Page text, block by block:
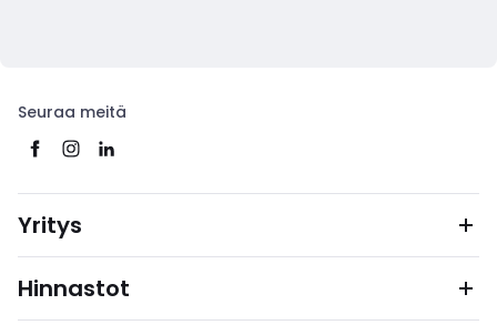
Seuraa meitä
Yritys
Hinnastot